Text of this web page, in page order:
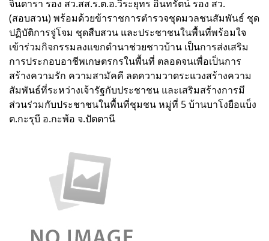
จินดารา รอง สว.สส.ร.ต.อ.วีระยุทร อินทรัตน์ รอง สว.
(สอบสวน) พร้อมด้วยข้าราชการตำรวจชุดมวลชนสัมพันธ์ ชุด
ปฏิบัติการจู่โจม ชุดสืบสวน และประชาชนในพื้นที่พร้อมใจ
เข้าร่วมกิจกรรมลงแขกดำนาช่วยชาวบ้าน เป็นการส่งเสริม
การประกอบอาชีพเกษตรกรในพื้นที่ ตลอดจนเพื่อเป็นการ
สร้างความรัก ความสามัคคี ลดความวาดระแวงสร้างความ
สัมพันธ์ที่ระหว่างเจ้ารัฐกับประชาชน และเสริมสร้างการมี
ส่วนร่วมกับประชาชนในพื้นที่ชุมชน หมู่ที่ 5 บ้านบาโงยือแบ็ง
ต.กะรุบี อ.กะพ้อ จ.ปัตตานี